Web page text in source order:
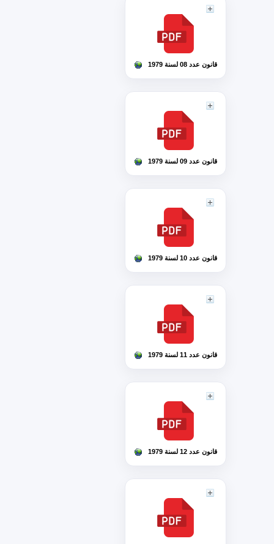
قانون عدد 08 لسنة 1979
قانون عدد 09 لسنة 1979
قانون عدد 10 لسنة 1979
قانون عدد 11 لسنة 1979
قانون عدد 12 لسنة 1979